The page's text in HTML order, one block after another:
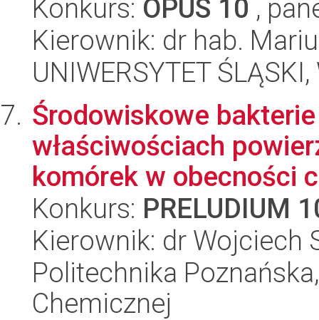
Konkurs: OPUS 10 ,
Kierownik: dr hab.
UNIWERSYTET
Środowiskowe
właściwościach
komórek w obecności
Konkurs: PRELUDIUM
Kierownik: dr Wojciech
Politechnika
Chemicznej